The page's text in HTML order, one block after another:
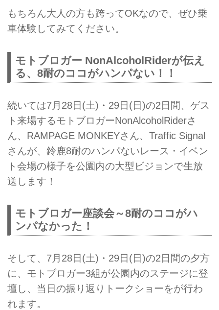
もちろん大人の方も跨ってOKなので、ぜひ乗
車体験してみてください。
モトブロガー NonAlcoholRiderが伝え
る、8耐のココがハンパない！！
続いては7月28日(土)・29日(日)の2日間、ゲス
ト来場するモトブロガーNonAlcoholRiderさ
ん、RAMPAGE MONKEYさん、Traffic Signal
さんが、鈴鹿8耐のハンパないレース・イベン
ト会場の様子を公園内の大型ビジョンで生放
送します！
モトブロガー座談会～8耐のココがハ
ンパなかった！
そして、7月28日(土)・29日(日)の2日間の夕方
に、モトブロガー3組が公園内のステージに登
壇し、当日の振り返りトークショーをが行わ
れます。